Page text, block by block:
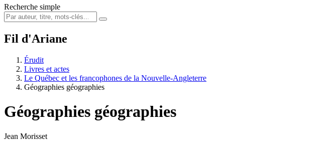
Recherche simple
Fil d'Ariane
Érudit
Livres et actes
Le Québec et les francophones de la Nouvelle-Angleterre
Géographies géographies
Géographies géographies
Jean Morisset